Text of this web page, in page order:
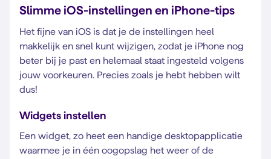
Slimme iOS-instellingen en iPhone-tips
Het fijne van iOS is dat je de instellingen heel
makkelijk en snel kunt wijzigen, zodat je iPhone nog
beter bij je past en helemaal staat ingesteld volgens
jouw voorkeuren. Precies zoals je hebt hebben wilt
dus!
Widgets instellen
Een widget, zo heet een handige desktopapplicatie
waarmee je in één oogopslag het weer of de